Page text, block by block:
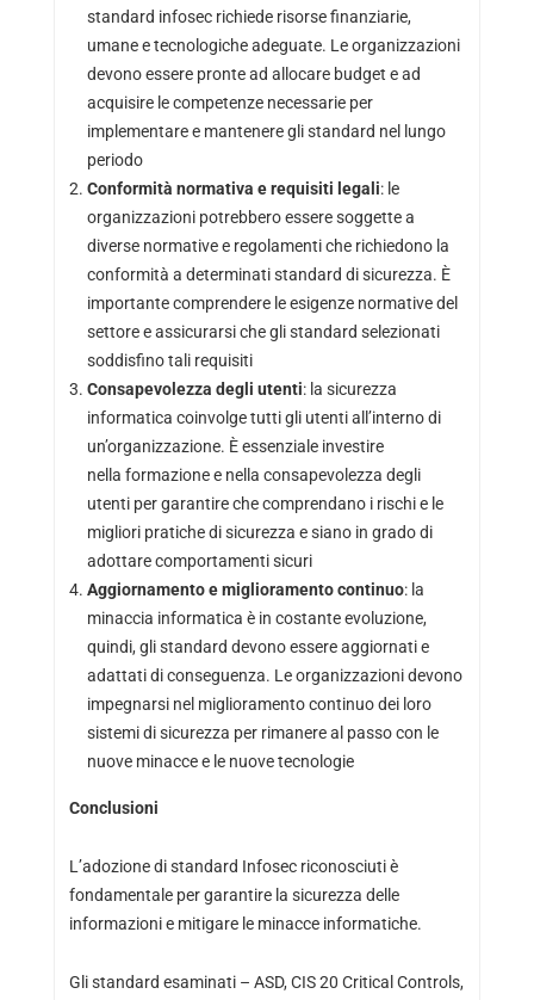
standard infosec richiede risorse finanziarie,
umane e tecnologiche adeguate. Le organizzazioni
devono essere pronte ad allocare budget e ad
acquisire le competenze necessarie per
implementare e mantenere gli standard nel lungo
periodo
Conformità normativa e requisiti legali: le
organizzazioni potrebbero essere soggette a
diverse normative e regolamenti che richiedono la
conformità a determinati standard di sicurezza. È
importante comprendere le esigenze normative del
settore e assicurarsi che gli standard selezionati
soddisfino tali requisiti
Consapevolezza degli utenti: la sicurezza
informatica coinvolge tutti gli utenti all’interno di
un’organizzazione. È essenziale investire
nella formazione e nella consapevolezza degli
utenti per garantire che comprendano i rischi e le
migliori pratiche di sicurezza e siano in grado di
adottare comportamenti sicuri
Aggiornamento e miglioramento continuo: la
minaccia informatica è in costante evoluzione,
quindi, gli standard devono essere aggiornati e
adattati di conseguenza. Le organizzazioni devono
impegnarsi nel miglioramento continuo dei loro
sistemi di sicurezza per rimanere al passo con le
nuove minacce e le nuove tecnologie
Conclusioni
L’adozione di standard Infosec riconosciuti è
fondamentale per garantire la sicurezza delle
informazioni e mitigare le minacce informatiche.
Gli standard esaminati – ASD, CIS 20 Critical Controls,